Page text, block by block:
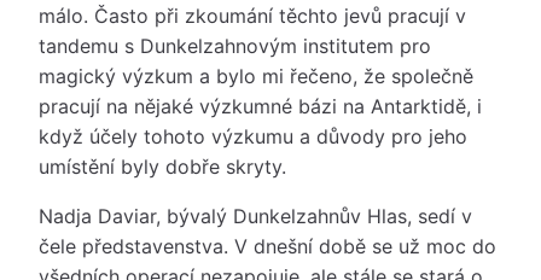
málo. Často při zkoumání těchto jevů pracují v
tandemu s Dunkelzahnovým institutem pro
magický výzkum a bylo mi řečeno, že společně
pracují na nějaké výzkumné bázi na Antarktidě, i
když účely tohoto výzkumu a důvody pro jeho
umístění byly dobře skryty.
Nadja Daviar, bývalý Dunkelzahnův Hlas, sedí v
čele představenstva. V dnešní době se už moc do